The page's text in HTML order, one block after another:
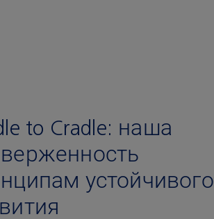
to Cradle: наша
устойчивого